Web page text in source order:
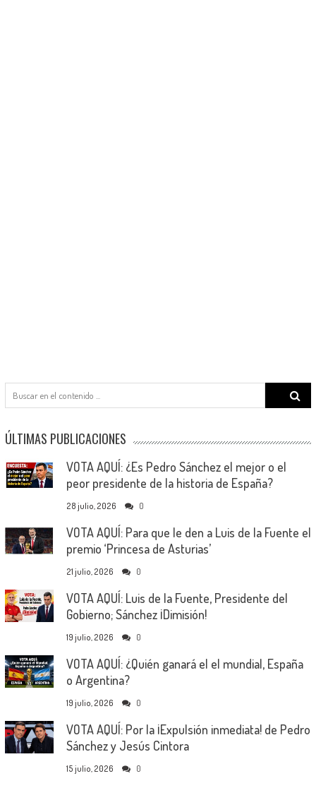
Search
ÚLTIMAS PUBLICACIONES
VOTA AQUÍ: ¿Es Pedro Sánchez el mejor o el
peor presidente de la historia de España?
28 julio, 2026 0
VOTA AQUÍ: Para que le den a Luis de la Fuente el
premio ‘Princesa de Asturias’
21 julio, 2026 0
VOTA AQUÍ: Luis de la Fuente, Presidente del
Gobierno; Sánchez ¡Dimisión!
19 julio, 2026 0
VOTA AQUÍ: ¿Quién ganará el el mundial, España
o Argentina?
19 julio, 2026 0
VOTA AQUÍ: Por la ¡Expulsión inmediata! de Pedro
Sánchez y Jesús Cintora
15 julio, 2026 0